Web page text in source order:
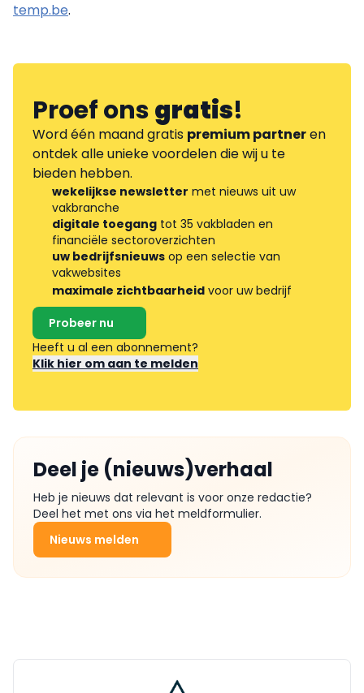
temp.be.
Proef onsgratis!
Word één maand gratis premium partneren
ontdek alle unieke voordelen die wij u te
bieden hebben.
wekelijkse newsletter met nieuws uit uw
vakbranche
digitale toegang tot 35 vakbladen en
financiële sectoroverzichten
uw bedrijfsnieuws op een selectie van
vakwebsites
maximale zichtbaarheid voor uw bedrijf
Probeer nu
Heeft u al een abonnement?
Klik hier om aan te melden
Deel je (nieuws)verhaal
Heb je nieuws dat relevant is voor onze redactie?
Deel het met ons via het meldformulier.
Nieuws melden